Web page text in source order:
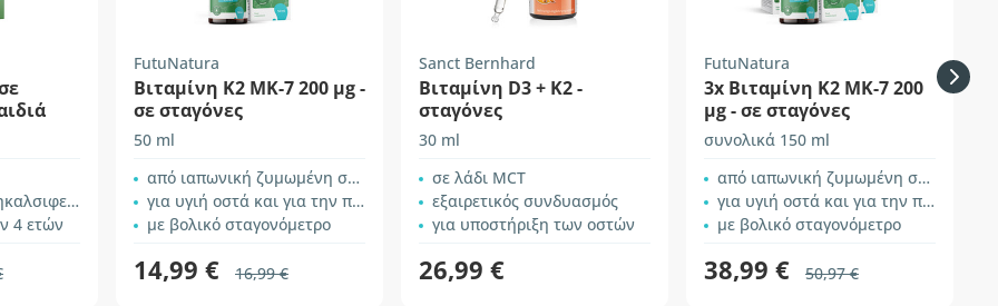
4 ετών
FutuNatura
Βιταμίνη K2 MK-7 200 µg -
σε σταγόνες
50 ml
από ιαπωνική ζυμωμένη σόγια – natto
για υγιή οστά και για την πήξη του αίματος
με βολικό σταγονόμετρο
14,99 € 16,99 €
Sanct Bernhard
Βιταμίνη D3 + Κ2 -
σταγόνες
30 ml
σε λάδι MCT
εξαιρετικός συνδυασμός
για υποστήριξη των οστών
26,99 €
FutuNatura
3x Βιταμίνη K2 MK-7 200
µg - σε σταγόνες
συνολικά 150 ml
από ιαπωνική ζυμωμένη σόγια – natto
για υγιή οστά και για την πήξη του αίματος
με βολικό σταγονόμετρο
38,99 € 50,97 €